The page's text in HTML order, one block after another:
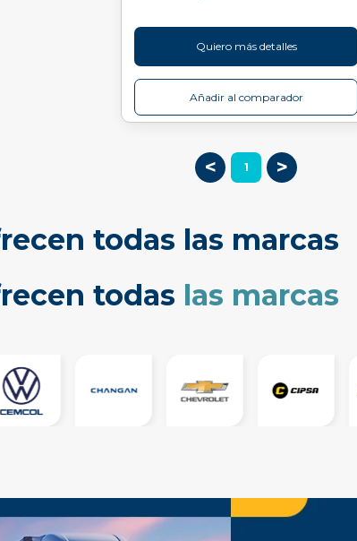
Quiero más detalles
Añadir al comparador
< 1 >
todas las marcas
todas las marcas